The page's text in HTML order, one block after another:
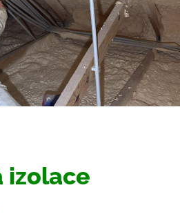
izolace